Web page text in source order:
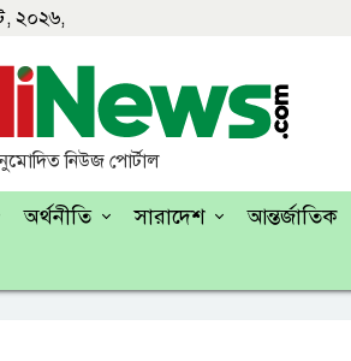
২০২৬,
নিউজ পোর্টাল
অর্থনীতি সারাদেশ আন্তর্জাতিক